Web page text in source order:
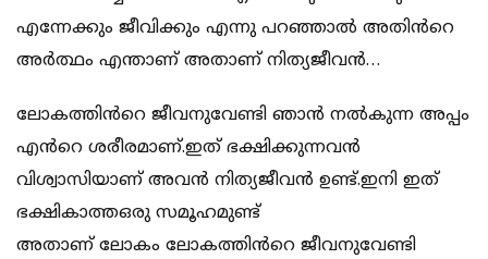
എന്നേക്കും ജീവിക്കും എന്നു പറഞ്ഞാൽ അതിൻറെ
അർത്ഥം എന്താണ് അതാണ് നിത്യജീവൻ…
ലോകത്തിൻറെ ജീവനുവേണ്ടി ഞാൻ നൽകുന്ന അപ്പം
എൻറെ ശരീരമാണ്.ഇത് ഭക്ഷിക്കുന്നവൻ
വിശ്വാസിയാണ് അവൻ നിത്യജീവൻ ഉണ്ട്.ഇനി ഇത്
ഭക്ഷികാത്തഒരു സമൂഹമുണ്ട്
അതാണ് ലോകം ലോകത്തിൻറെ ജീവനുവേണ്ടി